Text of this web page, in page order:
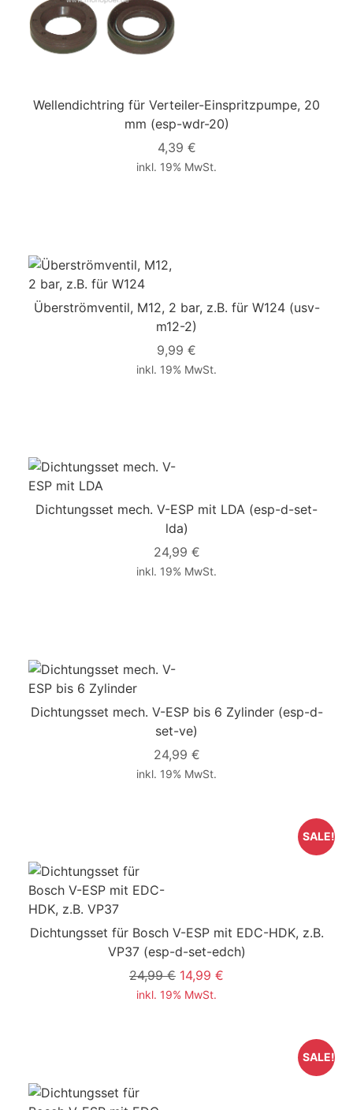
Wellendichtring für Verteiler-Einspritzpumpe, 20
mm (esp-wdr-20)
4,39 €
inkl. 19% MwSt.
Überströmventil, M12, 2 bar, z.B. für W124 (usv-
m12-2)
9,99 €
inkl. 19% MwSt.
Dichtungsset mech. V-ESP mit LDA (esp-d-set-
lda)
24,99 €
inkl. 19% MwSt.
Dichtungsset mech. V-ESP bis 6 Zylinder (esp-d-
set-ve)
24,99 €
inkl. 19% MwSt.
Dichtungsset für Bosch V-ESP mit EDC-HDK, z.B.
VP37 (esp-d-set-edch)
24,99 € 14,99 €
inkl. 19% MwSt.
SALE!
SALE!